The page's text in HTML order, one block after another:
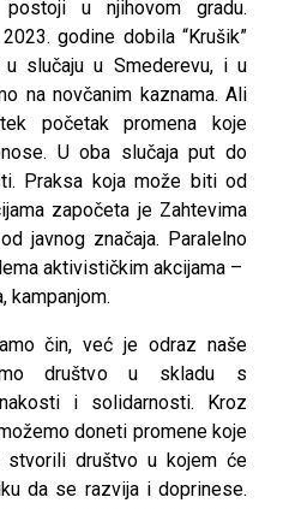
u njihovom gradu.
godine dobila “Krušik”
slučaju u Smederevu, i u
na novčanim kaznama. Ali
početak promena koje
U oba slučaja put do
Praksa koja može biti od
započeta je Zahtevima
javnog značaja. Paralelno
aktivističkim akcijama –
kampanjom.
čin, već je odraz naše
društvo u skladu s
i solidarnosti. Kroz
doneti promene koje
društvo u kojem će
da se razvija i doprinese.